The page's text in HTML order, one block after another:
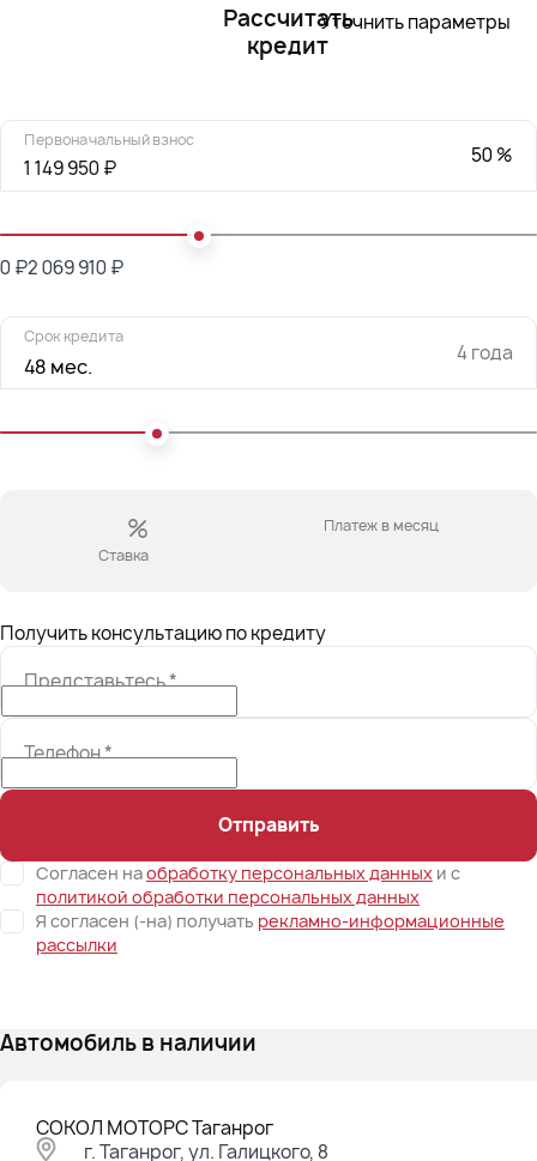
Рассчитать
кредит
Уточнить параметры
Первоначальный взнос
1 149 950 ₽
50 %
0 ₽2 069 910 ₽
Срок кредита
48 мес. 4 года
%
Ставка
Платеж в месяц
Получить консультацию по кредиту
Представьтесь*
Телефон*
Отправить
Согласен наобработку персональных данных и c
политикой обработки персональных данных
Я согласен (-на) получать рекламно-информационные
рассылки
Автомобиль в наличии
СОКОЛ МОТОРС Таганрог
г. Таганрог, ул. Галицкого, 8